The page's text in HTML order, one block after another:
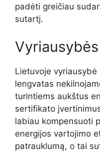
padėti greičiau
sutartį.
Lietuvoje
lengvatas
turintiems aukštus
sertifikato
labiau kompensuoti
energijos vartojimo
patrauklumą, o tai